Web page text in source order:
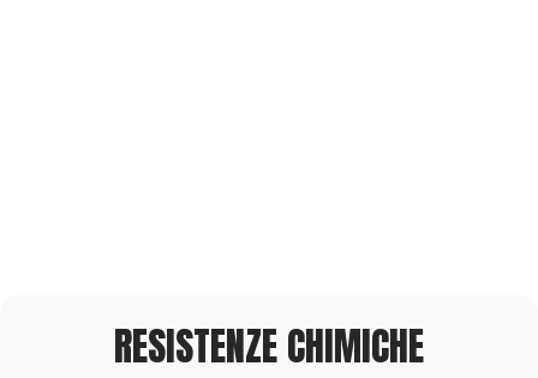
RESISTENZE CHIMICHE